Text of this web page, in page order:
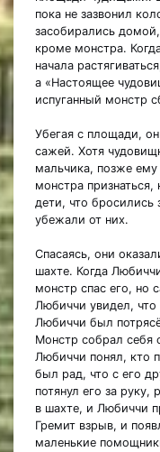
пока не зазвонил
засобирались
кроме монстра.
начала
а «Настоящее
испуганный монстр
Убегая с площади,
сажей. Хотя
мальчика, позже
монстра
дети, что
убежали от них.
Спасаясь, они
шахте. Когда
монстр спас его, но
Любиччи увидел, что
Любиччи был
Монстр собрал себя
Любиччи понял, кто
был рад, что с его
потянул его за руку,
в шахте, и Любиччи
Гремит взрыв, и
маленькие